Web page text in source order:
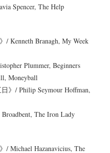
Spencer, The Help
Kenneth Branagh, My Week
Plummer, Beginners
Moneyball
》/ Philip Seymour Hoffman,
The Iron Lady
/ Michael Hazanavicius, The